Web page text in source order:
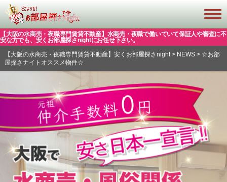
【大阪の水商売・夜職専門賃貸不動産】水商売・夜職で働いていて保証人や審査に不
安な方でも、安くお部屋探さnightにお任せ下さい。
【大阪の水商売・夜職専門賃貸不動産】安くお部屋探さnight> NEWS> ☆お部
屋探さナイトオススメ物件☆